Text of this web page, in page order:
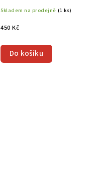
Skladem na prodejně (1 ks)
450 Kč
Do košíku